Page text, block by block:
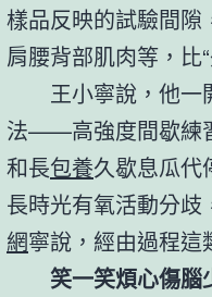
樣品反映的試驗間
肩腰背部肌肉等，比
王小寧說，他一
法——高強度間歇練
和長包養久歇息瓜代
長時光有氧活動分歧
網寧說，經由過程這
笑一笑煩心傷腦